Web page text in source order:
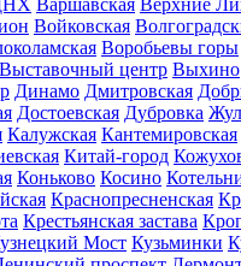
Варшавская Верхние
Войковская
Воробьевы горы
Выставочный центр Выхино
Динамо Дмитровская
Достоевская Дубровка
Калужская Кантемировская
Китай-город
Коньково Косино
Краснопресненская
Крестьянская застава
Мост Кузьминки